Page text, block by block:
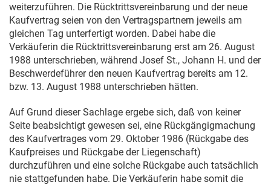
weiterzuführen. Die Rücktrittsvereinbarung und der neue
Kaufvertrag seien von den Vertragspartnern jeweils am
gleichen Tag unterfertigt worden. Dabei habe die
Verkäuferin die Rücktrittsvereinbarung erst am 26. August
1988 unterschrieben, während Josef St., Johann H. und der
Beschwerdeführer den neuen Kaufvertrag bereits am 12.
bzw. 13. August 1988 unterschrieben hätten.
Auf Grund dieser Sachlage ergebe sich, daß von keiner
Seite beabsichtigt gewesen sei, eine Rückgängigmachung
des Kaufvertrages vom 29. Oktober 1986 (Rückgabe des
Kaufpreises und Rückgabe der Liegenschaft)
durchzuführen und eine solche Rückgabe auch tatsächlich
nie stattgefunden habe. Die Verkäuferin habe somit die